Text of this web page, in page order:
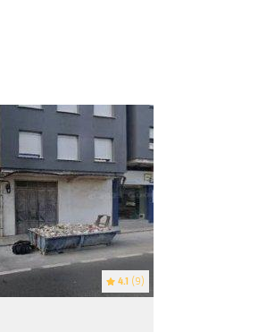
4.1 (9)